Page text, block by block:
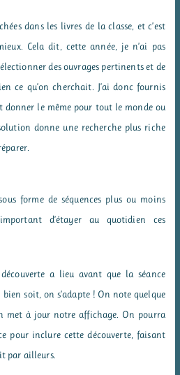
dans les livres de la classe, et c’est
Cela dit, cette année, je n’ai pas
des ouvrages pertinents et de
ce qu’on cherchait. J’ai donc fournis
donner le même pour tout le monde ou
donne une recherche plus riche
forme de séquences plus ou moins
d’étayer au quotidien ces
a lieu avant que la séance
bien soit, on s’adapte ! On note quelque
met à jour notre affichage. On pourra
pour inclure cette découverte, faisant
par ailleurs.